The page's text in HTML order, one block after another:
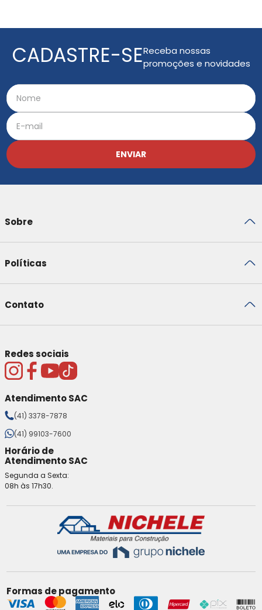
CADASTRE-SEReceba nossas
promoções e novidades
ENVIAR
Sobre
Políticas
Contato
Redes sociais
Atendimento SAC
(41) 3378-7878
(41) 99103-7600
Horário de
Atendimento SAC
Segunda a Sexta:
08h às 17h30.
Formas de pagamento